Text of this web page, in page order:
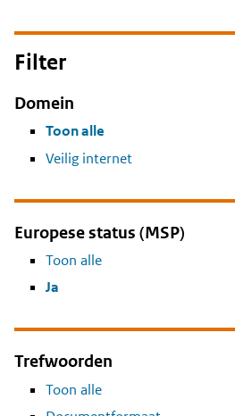
Filter
Domein
Toon alle
Veilig internet
Europese status (MSP)
Toon alle
Ja
Trefwoorden
Toon alle